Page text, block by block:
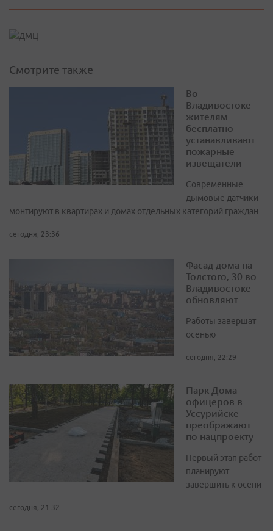
Смотрите также
Во
Владивостоке
жителям
бесплатно
устанавливают
пожарные
извещатели
Современные
дымовые датчики
монтируют в квартирах и домах отдельных категорий граждан
сегодня, 23:36
Фасад дома на
Толстого, 30 во
Владивостоке
обновляют
Работы завершат
осенью
сегодня, 22:29
Парк Дома
офицеров в
Уссурийске
преображают
по нацпроекту
Первый этап работ
планируют
завершить к осени
сегодня, 21:32